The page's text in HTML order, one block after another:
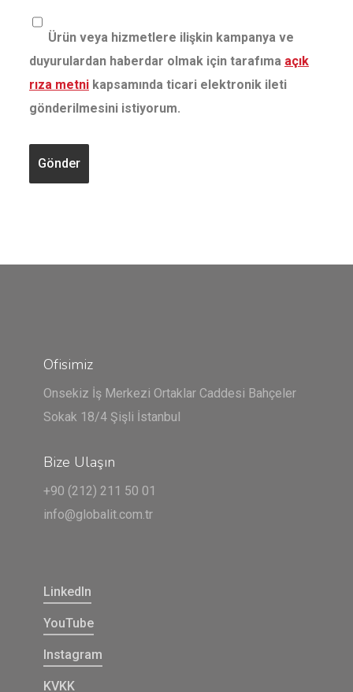
Ürün veya hizmetlere ilişkin kampanya ve
duyurulardan haberdar olmak için tarafıma açık
rıza metnikapsamında ticari elektronik ileti
gönderilmesini istiyorum.
Ofisimiz
Onsekiz İş Merkezi Ortaklar Caddesi Bahçeler
Sokak 18/4 Şişli İstanbul
Bize Ulaşın
+90 (212) 211 50 01
info@globalit.com.tr
LinkedIn
YouTube
Instagram
KVKK